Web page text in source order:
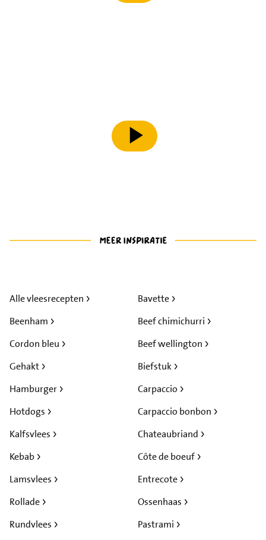
speel video af
Alle vleesrecepten
Beenham
Cordon bleu
Gehakt
Hamburger
Hotdogs
Kalfsvlees
Kebab
Lamsvlees
Rollade
Rundvlees
Bavette
Beef chimichurri
Beef wellington
Biefstuk
Carpaccio
Carpaccio bonbon
Chateaubriand
Côte de boeuf
Entrecote
Ossenhaas
Pastrami